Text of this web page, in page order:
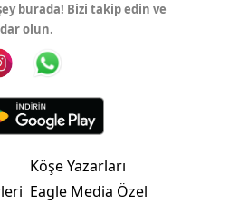
burada! Bizi takip edin ve
olun.
Köşe Yazarları
Eagle Media Özel